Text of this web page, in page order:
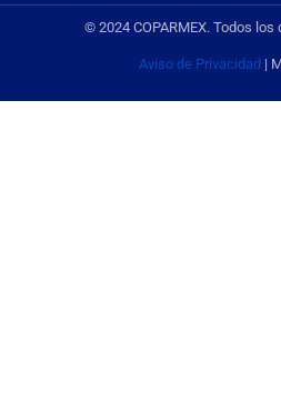
© 2024 COPARMEX. Todos
Aviso de Privacidad|